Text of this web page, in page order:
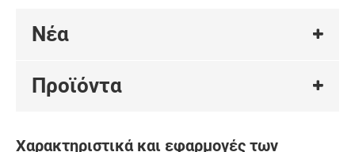
Νέα
Προϊόντα
Χαρακτηριστικά και εφαρμογές των